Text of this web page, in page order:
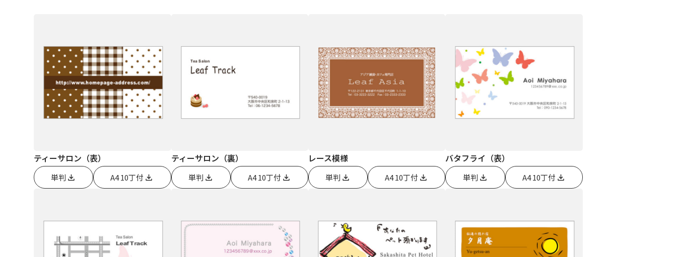
ティーサロン（表）
単判 A4 10丁付
ティーサロン（裏）
単判 A4 10丁付
レース模様
単判 A4 10丁付
バタフライ（表）
単判 A4 10丁付